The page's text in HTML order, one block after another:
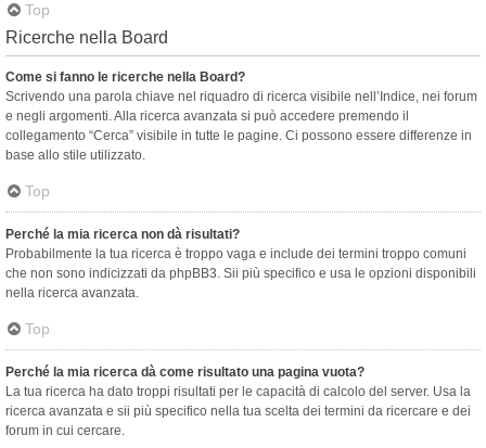
Top
Ricerche nella Board
Come si fanno le ricerche nella Board?
Scrivendo una parola chiave nel riquadro di ricerca visibile nell’Indice, nei forum
e negli argomenti. Alla ricerca avanzata si può accedere premendo il
collegamento “Cerca” visibile in tutte le pagine. Ci possono essere differenze in
base allo stile utilizzato.
Top
Perché la mia ricerca non dà risultati?
Probabilmente la tua ricerca è troppo vaga e include dei termini troppo comuni
che non sono indicizzati da phpBB3. Sii più specifico e usa le opzioni disponibili
nella ricerca avanzata.
Top
Perché la mia ricerca dà come risultato una pagina vuota?
La tua ricerca ha dato troppi risultati per le capacità di calcolo del server. Usa la
ricerca avanzata e sii più specifico nella tua scelta dei termini da ricercare e dei
forum in cui cercare.